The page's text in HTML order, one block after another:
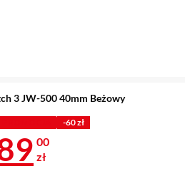
3 JW-500 40mm Beżowy
-60 zł
89 zł
00
zł